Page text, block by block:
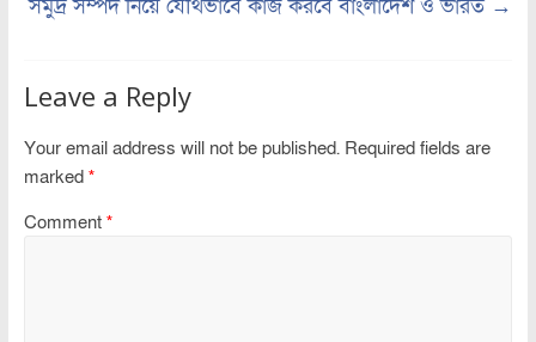
সমুদ্র সম্পদ নিয়ে যৌথভাবে কাজ করবে বাংলাদেশ ও ভারত →
Leave a Reply
Your email address will not be published. Required fields are
marked *
Comment *